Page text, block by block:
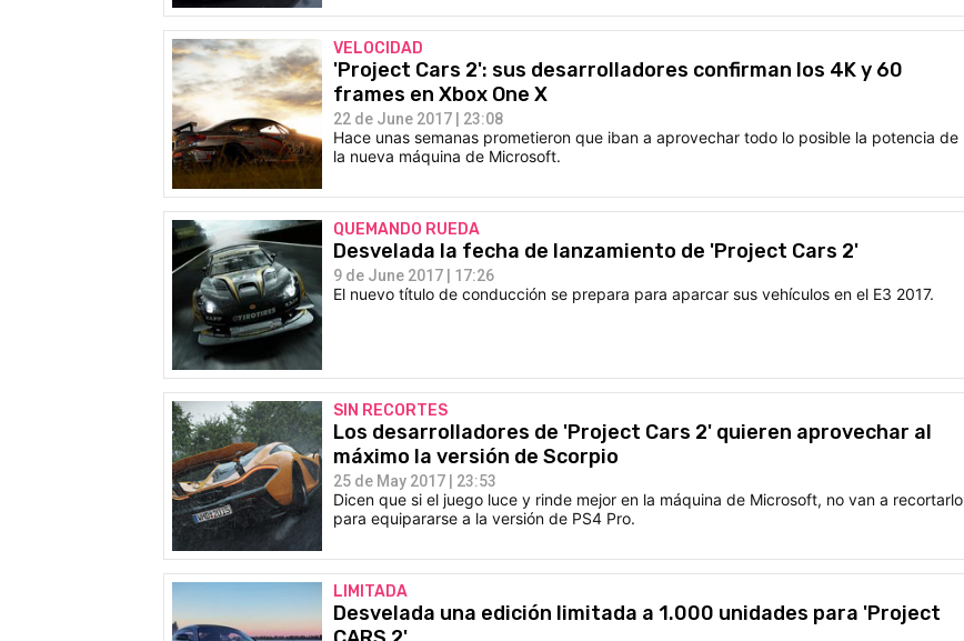
VELOCIDAD
'Project Cars 2': sus desarrolladores confirman los 4K y 60
frames en Xbox One X
22 de June 2017 | 23:08
Hace unas semanas prometieron que iban a aprovechar todo lo posible la potencia de
la nueva máquina de Microsoft.
QUEMANDO RUEDA
Desvelada la fecha de lanzamiento de 'Project Cars 2'
9 de June 2017 | 17:26
El nuevo título de conducción se prepara para aparcar sus vehículos en el E3 2017.
SIN RECORTES
Los desarrolladores de 'Project Cars 2' quieren aprovechar al
máximo la versión de Scorpio
25 de May 2017 | 23:53
Dicen que si el juego luce y rinde mejor en la máquina de Microsoft, no van a recortarlo
para equipararse a la versión de PS4 Pro.
LIMITADA
Desvelada una edición limitada a 1.000 unidades para 'Project